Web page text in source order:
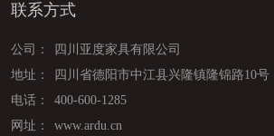
公司：
四川亚度家具有限公司
地址：
四川省德阳市中江县兴隆镇隆锦路10号
电话：
400-600-1285
网址：
www.ardu.cn
联系方式